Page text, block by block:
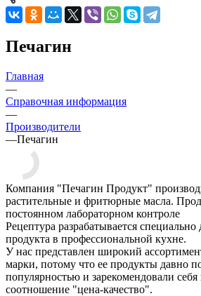
Печагин
Главная
—
Справочная информация
—
Производители
—Печагин
Компания "Печагин Продукт"
растительные и фритюрные масла.
постоянном лабораторном контроле
Рецептура разрабатывается специально
продукта в профессиональной кухне.
У нас представлен широкий
марки, потому что ее продукты давно
популярностью и зарекомендовали
соотношение "цена-качество".